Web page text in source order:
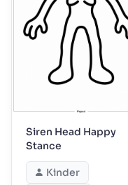
Siren Head Happy
Stance
Kinder